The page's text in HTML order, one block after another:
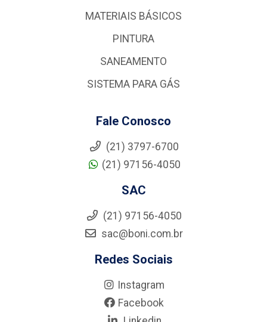
MATERIAIS BÁSICOS
PINTURA
SANEAMENTO
SISTEMA PARA GÁS
Fale Conosco
(21) 3797-6700
(21) 97156-4050
SAC
(21) 97156-4050
sac@boni.com.br
Redes Sociais
Instagram
Facebook